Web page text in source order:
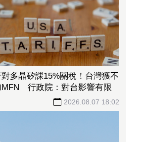
對多晶矽課15%關稅！台灣獲不
MFN 行政院：對台影響有限
2026.08.07 18:02